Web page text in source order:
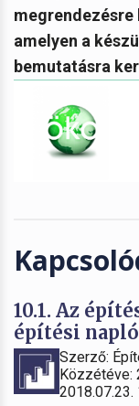
megrendezésre
amelyen a
bemutatásra
10.1. Az
építési
Szerző:
Közzétéve:
2018.07.23.